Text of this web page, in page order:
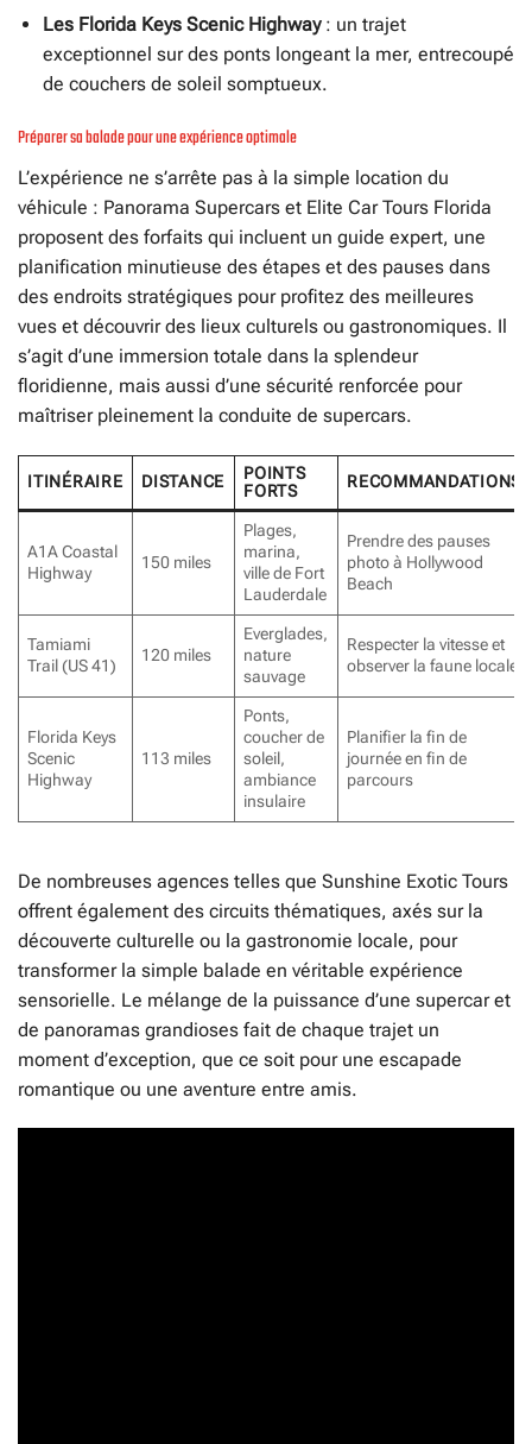
Les Florida Keys Scenic Highway: un trajet
exceptionnel sur des ponts longeant la mer, entrecoupé
de couchers de soleil somptueux.
Préparer sa balade pour une expérience optimale
L’expérience ne s’arrête pas à la simple location du
véhicule : Panorama Supercars et Elite Car Tours Florida
proposent des forfaits qui incluent un guide expert, une
planification minutieuse des étapes et des pauses dans
des endroits stratégiques pour profitez des meilleures
vues et découvrir des lieux culturels ou gastronomiques. Il
s’agit d’une immersion totale dans la splendeur
floridienne, mais aussi d’une sécurité renforcée pour
maîtriser pleinement la conduite de supercars.
ITINÉRAIRE DISTANCE
POINTS
FORTS
RECOMMANDATIONS
A1A Coastal
Highway
150 miles
Plages,
marina,
ville de Fort
Lauderdale
Prendre des pauses
photo à Hollywood
Beach
Tamiami
Trail (US 41)
120 miles
Everglades,
nature
sauvage
Respecter la vitesse et
observer la faune locale
Florida Keys
Scenic
Highway
113 miles
Ponts,
coucher de
soleil,
ambiance
insulaire
Planifier la fin de
journée en fin de
parcours
De nombreuses agences telles que Sunshine Exotic Tours
offrent également des circuits thématiques, axés sur la
découverte culturelle ou la gastronomie locale, pour
transformer la simple balade en véritable expérience
sensorielle. Le mélange de la puissance d’une supercar et
de panoramas grandioses fait de chaque trajet un
moment d’exception, que ce soit pour une escapade
romantique ou une aventure entre amis.